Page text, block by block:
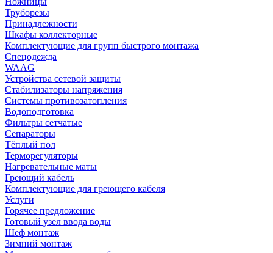
Труборезы
Принадлежности
Шкафы коллекторные
Комплектующие для групп быстрого монтажа
Спецодежда
WAAG
Устройства сетевой защиты
Стабилизаторы напряжения
Системы противозатопления
Водоподготовка
Фильтры сетчатые
Сепараторы
Тёплый пол
Терморегуляторы
Нагревательные маты
Греющий кабель
Комплектующие для греющего кабеля
Услуги
Горячее предложение
Готовый узел ввода воды
Шеф монтаж
Зимний монтаж